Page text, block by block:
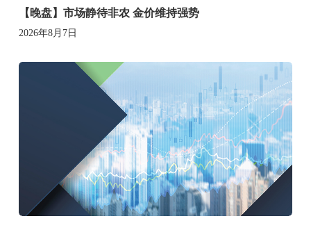
【晚盘】市场静待非农 金价维持强势
2026年8月7日